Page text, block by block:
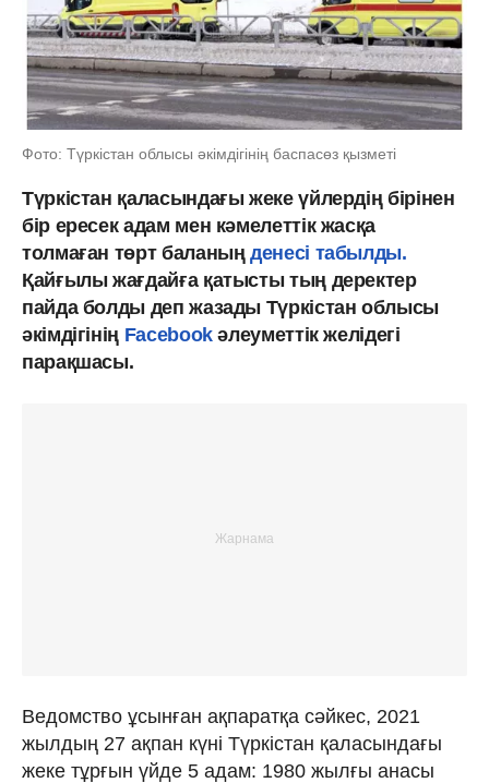
Фото: Түркістан облысы әкімдігінің баспасөз қызметі
Түркістан қаласындағы жеке үйлердің бірінен
бір ересек адам мен кәмелеттік жасқа
толмаған төрт баланыңденесі табылды.
Қайғылы жағдайға қатысты тың деректер
пайда болды деп жазады Түркістан облысы
әкімдігінің Facebookәлеуметтік желідегі
парақшасы.
Ведомство ұсынған ақпаратқа сәйкес, 2021
жылдың 27 ақпан күні Түркістан қаласындағы
жеке тұрғын үйде 5 адам: 1980 жылғы анасы